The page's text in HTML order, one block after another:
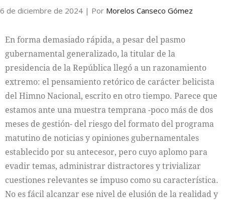
6 de diciembre de 2024 | Por Morelos Canseco Gómez
En forma demasiado rápida, a pesar del pasmo
gubernamental generalizado, la titular de la
presidencia de la República llegó a un razonamiento
extremo: el pensamiento retórico de carácter belicista
del Himno Nacional, escrito en otro tiempo. Parece que
estamos ante una muestra temprana -poco más de dos
meses de gestión- del riesgo del formato del programa
matutino de noticias y opiniones gubernamentales
establecido por su antecesor, pero cuyo aplomo para
evadir temas, administrar distractores y trivializar
cuestiones relevantes se impuso como su característica.
No es fácil alcanzar ese nivel de elusión de la realidad y